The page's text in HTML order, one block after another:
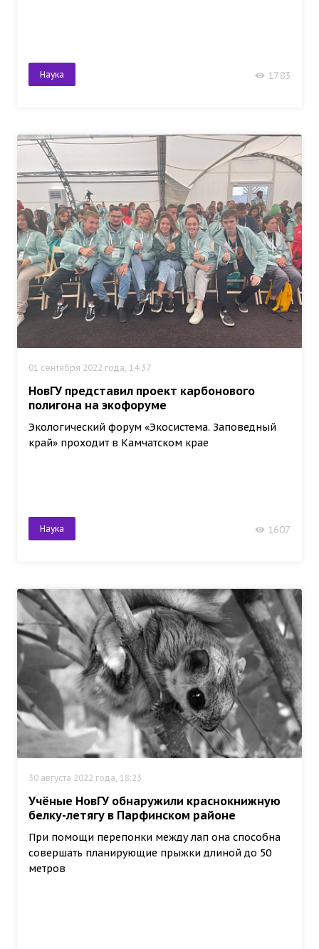
Наука 1783
01 сентября 2022 года, 14:37
НовГУ представил проект карбонового
полигона на экофоруме
Экологический форум «Экосистема. Заповедный
край» проходит в Камчатском крае
Наука 1607
30 августа 2022 года, 18:23
Учёные НовГУ обнаружили краснокнижную
белку-летягу в Парфинском районе
При помощи перепонки между лап она способна
совершать планирующие прыжки длиной до 50
метров